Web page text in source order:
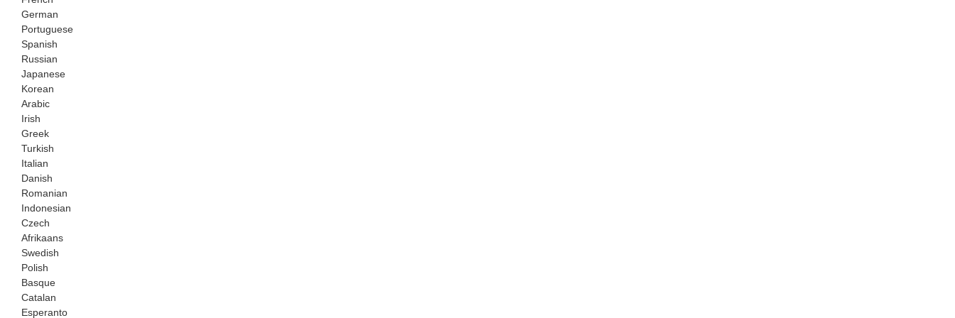
German
Portuguese
Spanish
Russian
Japanese
Korean
Arabic
Irish
Greek
Turkish
Italian
Danish
Romanian
Indonesian
Czech
Afrikaans
Swedish
Polish
Basque
Catalan
Esperanto